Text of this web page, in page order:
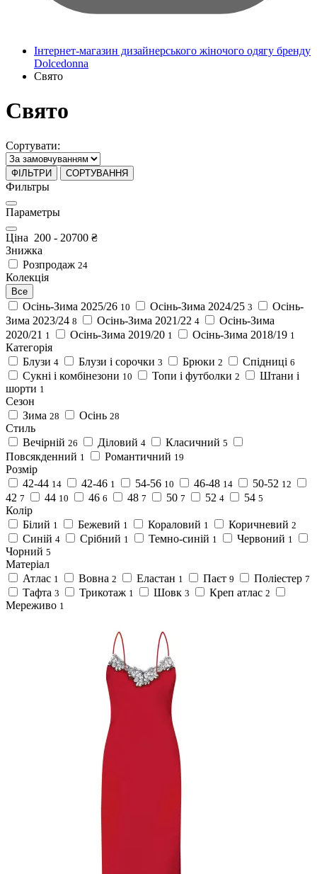
Інтернет-магазин дизайнерського жіночого одягу бренду
Dolcedonna
Свято
Свято
Сортувати:
ФІЛЬТРИ СОРТУВАННЯ
Фильтры
Параметры
Ціна 200 - 20700 ₴
Знижка
Розпродаж 24
Колекція
Все
Осінь-Зима 2025/26 10 Осінь-Зима 2024/25 3
Осінь-
Зима 2023/24 8 Осінь-Зима 2021/22 4
Осінь-Зима
2020/21 1 Осінь-Зима 2019/20 1 Осінь-Зима 2018/19 1
Категорія
Блузи 4 Блузи і сорочки 3 Брюки 2 Спідниці 6
Сукні і комбінезони 10 Топи і футболки 2
Штани і
шорти 1
Сезон
Зима 28 Осінь 28
Стиль
Вечірній 26 Діловий 4 Класичний 5
Повсякденний 1 Романтичний 19
Розмір
42-44 14 42-46 1 54-56 10 46-48 14 50-52 12
42 7 44 10 46 6 48 7 50 7 52 4 54 5
Колір
Білий 1 Бежевий 1 Кораловий 1 Коричневий 2
Синій 4 Срібний 1 Темно-синій 1 Червоний 1
Чорний 5
Матеріал
Атлас 1 Вовна 2 Еластан 1 Паєт 9 Поліестер 7
Тафта 3 Трикотаж 1 Шовк 3 Креп атлас 2
Мереживо 1